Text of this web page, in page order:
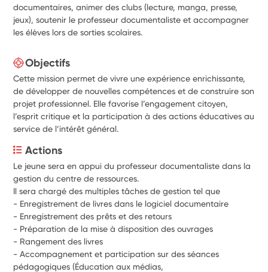
documentaires, animer des clubs (lecture, manga, presse,
jeux), soutenir le professeur documentaliste et accompagner
les élèves lors de sorties scolaires.
Objectifs
Cette mission permet de vivre une expérience enrichissante,
de développer de nouvelles compétences et de construire son
projet professionnel. Elle favorise l’engagement citoyen,
l’esprit critique et la participation à des actions éducatives au
service de l’intérêt général.
Actions
Le jeune sera en appui du professeur documentaliste dans la
gestion du centre de ressources.
Il sera chargé des multiples tâches de gestion tel que
- Enregistrement de livres dans le logiciel documentaire
- Enregistrement des prêts et des retours
- Préparation de la mise à disposition des ouvrages
- Rangement des livres
- Accompagnement et participation sur des séances
pédagogiques (Éducation aux médias,